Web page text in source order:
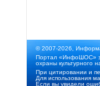
© 2007-2026,
Портал «ИнфоШОС»
охраны культурного
При цитировании и
Для использования
Если вы увидели